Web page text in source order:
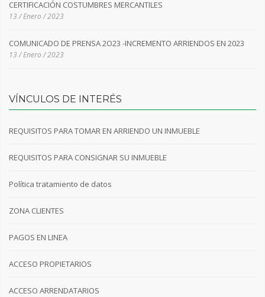
CERTIFICACIÓN COSTUMBRES MERCANTILES
13 / Enero / 2023
COMUNICADO DE PRENSA 2O23 -INCREMENTO ARRIENDOS EN 2023
13 / Enero / 2023
VÍNCULOS DE INTERÉS
REQUISITOS PARA TOMAR EN ARRIENDO UN INMUEBLE
REQUISITOS PARA CONSIGNAR SU INMUEBLE
Política tratamiento de datos
ZONA CLIENTES
PAGOS EN LINEA
ACCESO PROPIETARIOS
ACCESO ARRENDATARIOS